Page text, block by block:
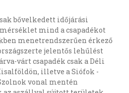
bővelkedett időjárási
mind a csapadékot
menetrendszerűen érkező
jelentős lehűlést
várt csapadék csak a Déli
illetve a Siófok -
vonal mentén